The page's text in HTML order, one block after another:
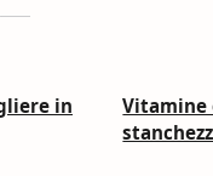
in
Vitamine